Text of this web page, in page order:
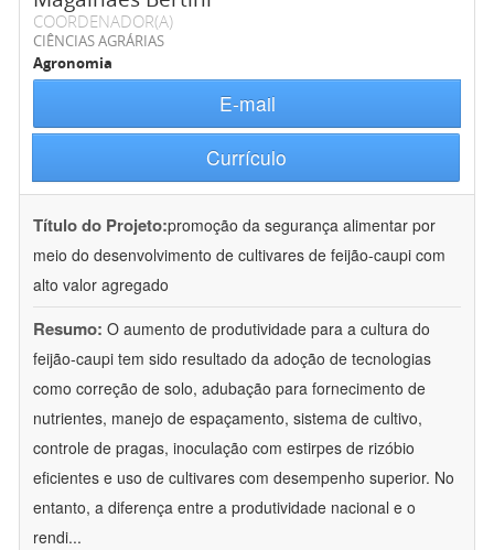
COORDENADOR(A)
CIÊNCIAS AGRÁRIAS
Agronomia
E-mail
Currículo
Título do Projeto:promoção da segurança alimentar por
meio do desenvolvimento de cultivares de feijão-caupi com
alto valor agregado
Resumo: O aumento de produtividade para a cultura do
feijão-caupi tem sido resultado da adoção de tecnologias
como correção de solo, adubação para fornecimento de
nutrientes, manejo de espaçamento, sistema de cultivo,
controle de pragas, inoculação com estirpes de rizóbio
eficientes e uso de cultivares com desempenho superior. No
entanto, a diferença entre a produtividade nacional e o
rendi...